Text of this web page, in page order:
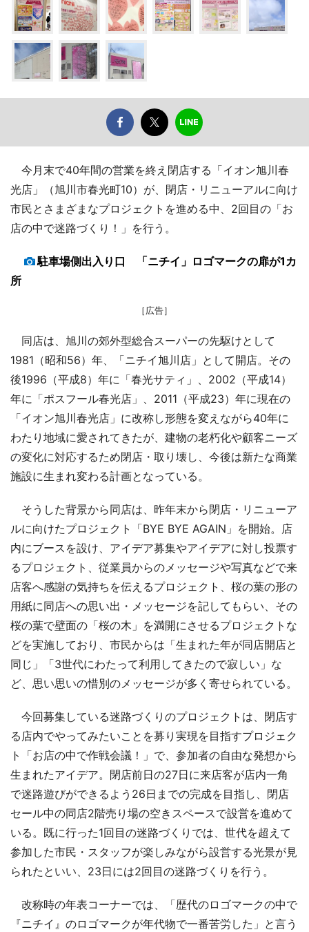
今月末で40年間の営業を終え閉店する「イオン旭川春
光店」（旭川市春光町10）が、閉店・リニューアルに向け
市民とさまざまなプロジェクトを進める中、2回目の「お
店の中で迷路づくり！」を行う。
駐車場側出入り口 「ニチイ」ロゴマークの扉が1カ
所
［広告］
同店は、旭川の郊外型総合スーパーの先駆けとして
1981（昭和56）年、「ニチイ旭川店」として開店。その
後1996（平成8）年に「春光サティ」、2002（平成14）
年に「ポスフール春光店」、2011（平成23）年に現在の
「イオン旭川春光店」に改称し形態を変えながら40年に
わたり地域に愛されてきたが、建物の老朽化や顧客ニーズ
の変化に対応するため閉店・取り壊し、今後は新たな商業
施設に生まれ変わる計画となっている。
そうした背景から同店は、昨年末から閉店・リニューア
ルに向けたプロジェクト「BYE BYE AGAIN」を開始。店
内にブースを設け、アイデア募集やアイデアに対し投票す
るプロジェクト、従業員からのメッセージや写真などで来
店客へ感謝の気持ちを伝えるプロジェクト、桜の葉の形の
用紙に同店への思い出・メッセージを記してもらい、その
桜の葉で壁面の「桜の木」を満開にさせるプロジェクトな
どを実施しており、市民からは「生まれた年が同店開店と
同じ」「3世代にわたって利用してきたので寂しい」な
ど、思い思いの惜別のメッセージが多く寄せられている。
今回募集している迷路づくりのプロジェクトは、閉店す
る店内でやってみたいことを募り実現を目指すプロジェク
ト「お店の中で作戦会議！」で、参加者の自由な発想から
生まれたアイデア。閉店前日の27日に来店客が店内一角
で迷路遊びができるよう26日までの完成を目指し、閉店
セール中の同店2階売り場の空きスペースで設営を進めて
いる。既に行った1回目の迷路づくりでは、世代を超えて
参加した市民・スタッフが楽しみながら設営する光景が見
られたといい、23日には2回目の迷路づくりを行う。
改称時の年表コーナーでは、「歴代のロゴマークの中で
『ニチイ』のロゴマークが年代物で一番苦労した」と言う